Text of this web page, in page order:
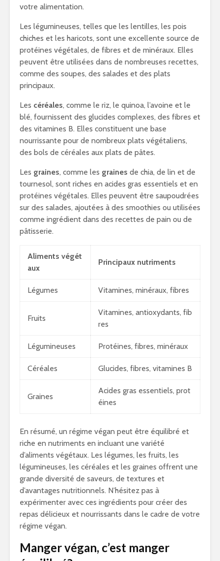
votre alimentation.
Les légumineuses, telles que les lentilles, les pois
chiches et les haricots, sont une excellente source de
protéines végétales, de fibres et de minéraux. Elles
peuvent être utilisées dans de nombreuses recettes,
comme des soupes, des salades et des plats
principaux.
Les céréales, comme le riz, le quinoa, l’avoine et le
blé, fournissent des glucides complexes, des fibres et
des vitamines B. Elles constituent une base
nourrissante pour de nombreux plats végétaliens,
des bols de céréales aux plats de pâtes.
Les graines, comme les graines de chia, de lin et de
tournesol, sont riches en acides gras essentiels et en
protéines végétales. Elles peuvent être saupoudrées
sur des salades, ajoutées à des smoothies ou utilisées
comme ingrédient dans des recettes de pain ou de
pâtisserie.
Aliments végét
aux
Principaux nutriments
Légumes Vitamines, minéraux, fibres
Fruits
Vitamines, antioxydants, fib
res
Légumineuses Protéines, fibres, minéraux
Céréales Glucides, fibres, vitamines B
Graines
Acides gras essentiels, prot
éines
En résumé, un régime végan peut être équilibré et
riche en nutriments en incluant une variété
d’aliments végétaux. Les légumes, les fruits, les
légumineuses, les céréales et les graines offrent une
grande diversité de saveurs, de textures et
d’avantages nutritionnels. N’hésitez pas à
expérimenter avec ces ingrédients pour créer des
repas délicieux et nourrissants dans le cadre de votre
régime végan.
Manger végan, c’est manger